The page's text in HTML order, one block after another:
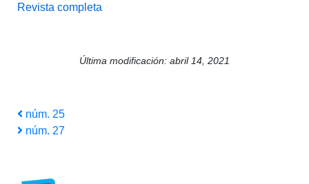
Revista completa
Última modificación: abril 14, 2021
Navegación
entradas
Entrada
anterior
núm. 25
Siguiente
núm. 27